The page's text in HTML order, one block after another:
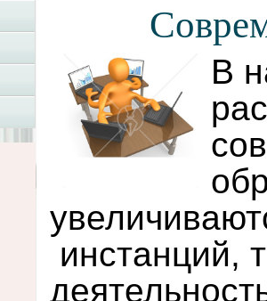
В
инстанций,